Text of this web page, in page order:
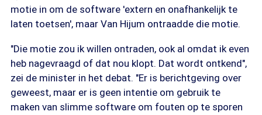
motie in om de software 'extern en onafhankelijk te
laten toetsen', maar Van Hijum ontraadde die motie.
"Die motie zou ik willen ontraden, ook al omdat ik even
heb nagevraagd of dat nou klopt. Dat wordt ontkend",
zei de minister in het debat. "Er is berichtgeving over
geweest, maar er is geen intentie om gebruik te
maken van slimme software om fouten op te sporen